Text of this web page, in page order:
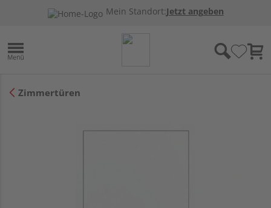
Mein Standort:Jetzt angeben
Zimmertüren